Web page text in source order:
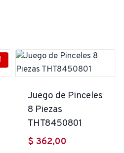
Juego de Pinceles
8 Piezas
THT8450801
$ 362,00